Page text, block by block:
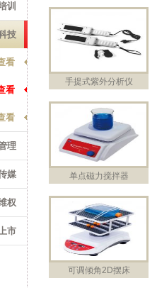
训
技
看
看
看
理
媒
权
市
手提式紫外分析仪
单点磁力搅拌器
可调倾角2D摆床